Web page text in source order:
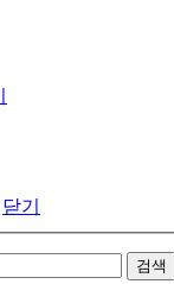
닫기
검색